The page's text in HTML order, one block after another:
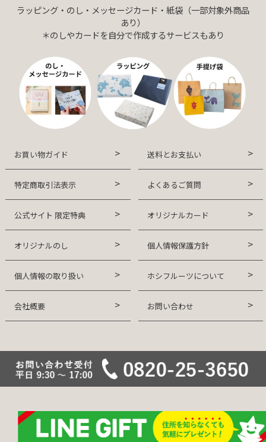
ラッピング・のし・メッセージカード・紙袋（一部対象外商品
あり）
＊のしやカードを自分で作成するサービスもあり
お買い物ガイド 送料とお支払い
特定商取引法表示 よくあるご質問
公式サイト 限定特典 オリジナルカード
オリジナルのし 個人情報保護方針
個人情報の取り扱い ホシフルーツについて
会社概要 お問い合わせ